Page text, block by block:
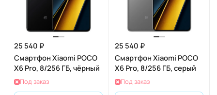
25 540 ₽
Смартфон Xiaomi POCO
X6 Pro, 8/256 ГБ, чёрный
Под заказ
25 540 ₽
Смартфон Xiaomi POCO
X6 Pro, 8/256 ГБ, серый
Под заказ